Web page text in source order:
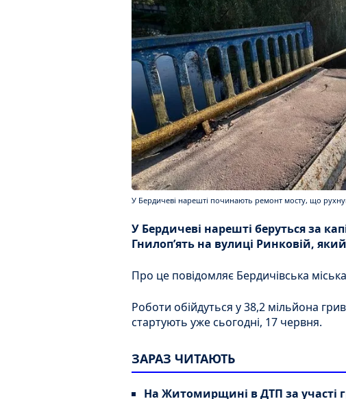
У Бердичеві нарешті починають ремонт мосту, що
У Бердичеві нарешті беруться за
Гнилоп’ять на вулиці Ринковій,
Про це повідомляє Бердичівська
Роботи обійдуться у 38,2 мільйона
стартують уже сьогодні, 17 червня.
ЗАРАЗ ЧИТАЮТЬ
На Житомирщині в ДТП за участі